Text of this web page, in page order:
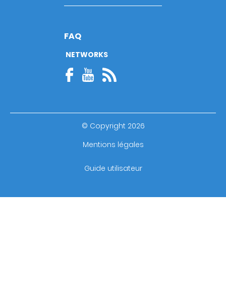
FAQ
NETWORKS
© Copyright 2026
Mentions légales
Guide utilisateur